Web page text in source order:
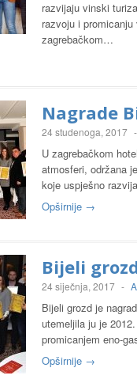
razvijaju vinski
razvoju i
zagrebačkom…
Nagrade
24 studenoga, 2017 -
U zagrebačkom
atmosferi, održana
koje uspješno
Opširnije →
Bijeli
24 siječnja, 2017 -
Bijeli grozd je
utemeljila ju je
promicanjem eno-
Opširnije →